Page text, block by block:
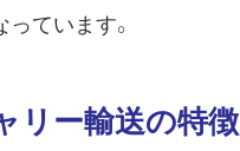
ています。
リー輸送の特徴